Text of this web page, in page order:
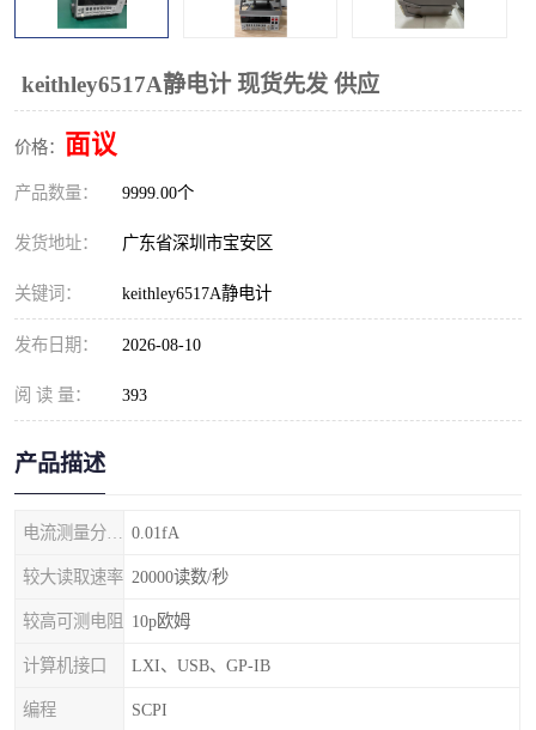
keithley6517A静电计 现货先发 供应
价格： 面议
产品数量： 9999.00个
发货地址： 广东省深圳市宝安区
关键词： keithley6517A静电计
发布日期： 2026-08-10
阅 读 量： 393
产品描述
0.01fA
较大读取速率 20000读数/秒
较高可测电阻 10p欧姆
计算机接口 LXI、USB、GP-IB
编程 SCPI
阻抗分析仪
频率计 无线测试仪
静电计